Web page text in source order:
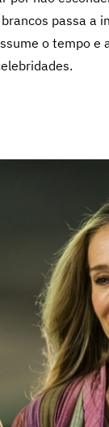
passa a
o tempo e